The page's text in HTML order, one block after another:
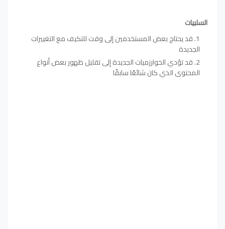
السلبيات
قد يحتاج بعض المستخدمين إلى وقت للتكيف مع التغييرات
الجديدة
قد تؤدي الخوارزميات الجديدة إلى تقليل ظهور بعض أنواع
المحتوى الذي كان شائعًا سابقًا